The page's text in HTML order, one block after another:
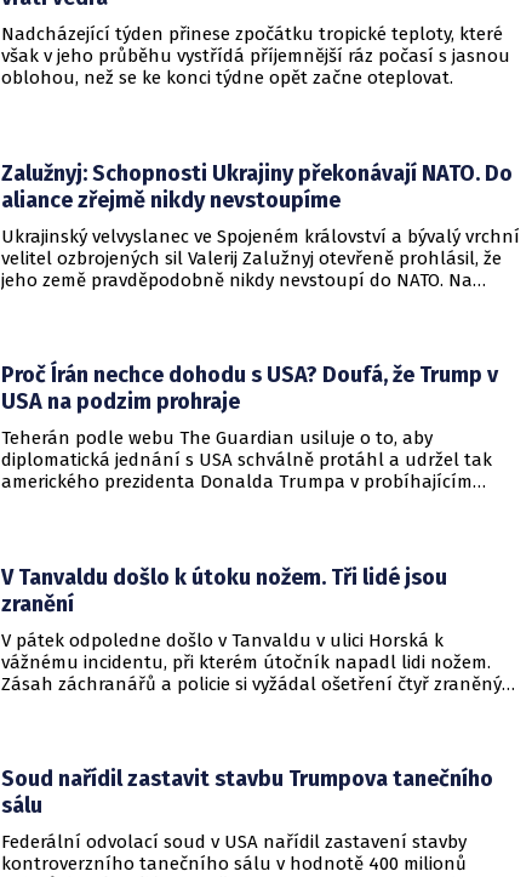
Nadcházející týden přinese zpočátku tropické teploty, které
však v jeho průběhu vystřídá příjemnější ráz počasí s jasnou
oblohou, než se ke konci týdne opět začne oteplovat.
Zalužnyj: Schopnosti Ukrajiny překonávají NATO. Do
aliance zřejmě nikdy nevstoupíme
Ukrajinský velvyslanec ve Spojeném království a bývalý vrchní
velitel ozbrojených sil Valerij Zalužnyj otevřeně prohlásil, že
jeho země pravděpodobně nikdy nevstoupí do NATO. Na
nedosažitelné.
Proč Írán nechce dohodu s USA? Doufá, že Trump v
USA na podzim prohraje
Teherán podle webu The Guardian usiluje o to, aby
diplomatická jednání s USA schválně protáhl a udržel tak
amerického prezidenta Donalda Trumpa v probíhajícím
rukojmími za prezidenta Jimmyho Cartera.
V Tanvaldu došlo k útoku nožem. Tři lidé jsou
zranění
V pátek odpoledne došlo v Tanvaldu v ulici Horská k
vážnému incidentu, při kterém útočník napadl lidi nožem.
Zásah záchranářů a policie si vyžádal ošetření čtyř zraněných
Soud nařídil zastavit stavbu Trumpova tanečního
sálu
Federální odvolací soud v USA nařídil zastavení stavby
kontroverzního tanečního sálu v hodnotě 400 milionů